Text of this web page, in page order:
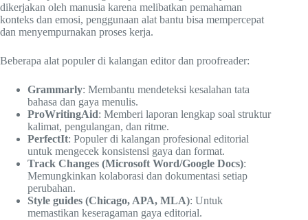
dikerjakan oleh manusia karena melibatkan pemahaman
konteks dan emosi, penggunaan alat bantu bisa mempercepat
dan menyempurnakan proses kerja.
Beberapa alat populer di kalangan editor dan proofreader:
Grammarly: Membantu mendeteksi kesalahan tata
bahasa dan gaya menulis.
ProWritingAid: Memberi laporan lengkap soal struktur
kalimat, pengulangan, dan ritme.
PerfectIt: Populer di kalangan profesional editorial
untuk mengecek konsistensi gaya dan format.
Track Changes (Microsoft Word/Google Docs):
Memungkinkan kolaborasi dan dokumentasi setiap
perubahan.
Style guides (Chicago, APA, MLA): Untuk
memastikan keseragaman gaya editorial.